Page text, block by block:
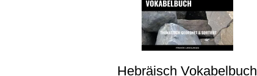
Hebräisch Vokabelbuch